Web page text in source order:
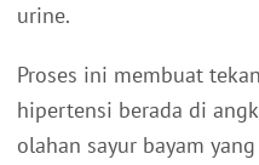
urine.
Proses ini membuat
hipertensi berada di
olahan sayur bayam